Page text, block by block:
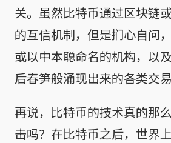
关。虽然比特币通过区块链
的互信机制，但是扪心自问
或以中本聪命名的机构，以
后春笋般涌现出来的各类交
再说，比特币的技术真的那
击吗？在比特币之后，世界